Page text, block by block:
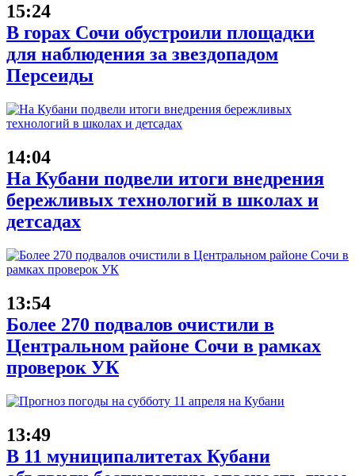
15:24
В горах Сочи обустроили площадки
для наблюдения за звездопадом
Персеиды
14:04
На Кубани подвели итоги внедрения
бережливых технологий в школах и
детсадах
13:54
Более 270 подвалов очистили в
Центральном районе Сочи в рамках
проверок УК
13:49
В 11 муниципалитетах Кубани